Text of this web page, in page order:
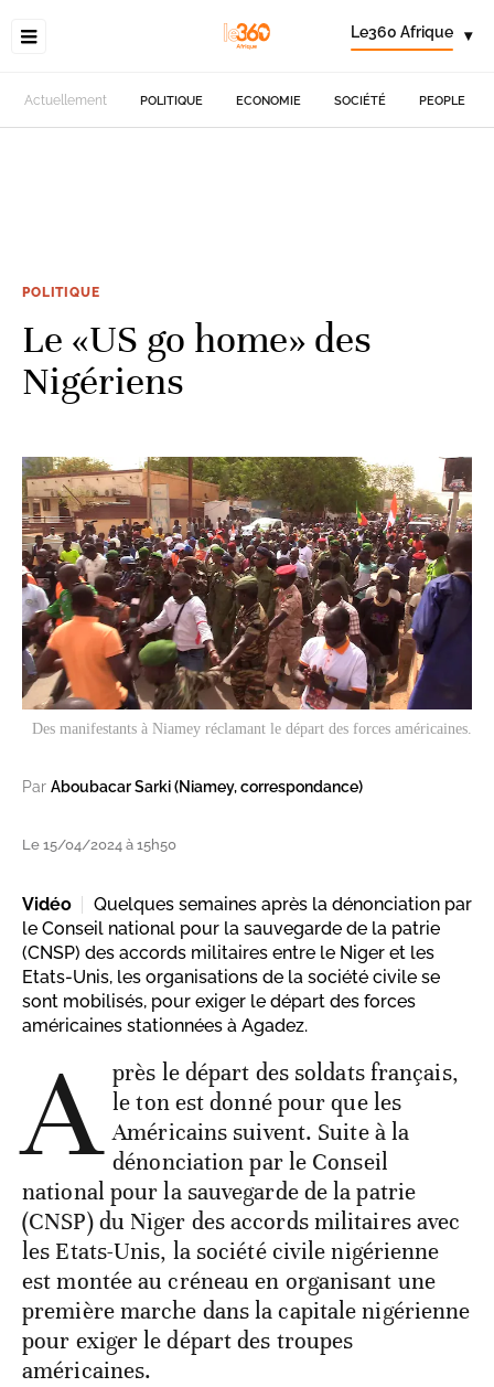
Le360 Afrique ▾
Actuellement POLITIQUE ECONOMIE SOCIÉTÉ PEOPLE
POLITIQUE
Le «US go home» des
Nigériens
Des manifestants à Niamey réclamant le départ des forces américaines.
Par Aboubacar Sarki (Niamey, correspondance)
Le 15/04/2024 à 15h50
Vidéo
Quelques semaines après la dénonciation par
le Conseil national pour la sauvegarde de la patrie
(CNSP) des accords militaires entre le Niger et les
Etats-Unis, les organisations de la société civile se
sont mobilisés, pour exiger le départ des forces
américaines stationnées à Agadez.
A près le départ des soldats français,
le ton est donné pour que les
Américains suivent. Suite à la
dénonciation par le Conseil
national pour la sauvegarde de la patrie
(CNSP) du Niger des accords militaires avec
les Etats-Unis, la société civile nigérienne
est montée au créneau en organisant une
première marche dans la capitale nigérienne
pour exiger le départ des troupes
américaines.